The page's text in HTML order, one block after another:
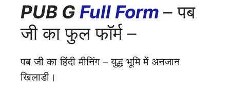
PUB G Full Form – पब
जी का फुल फॉर्म –
पब जी का हिंदी मीनिंग – युद्ध भूमि में अनजान
खिलाडी।